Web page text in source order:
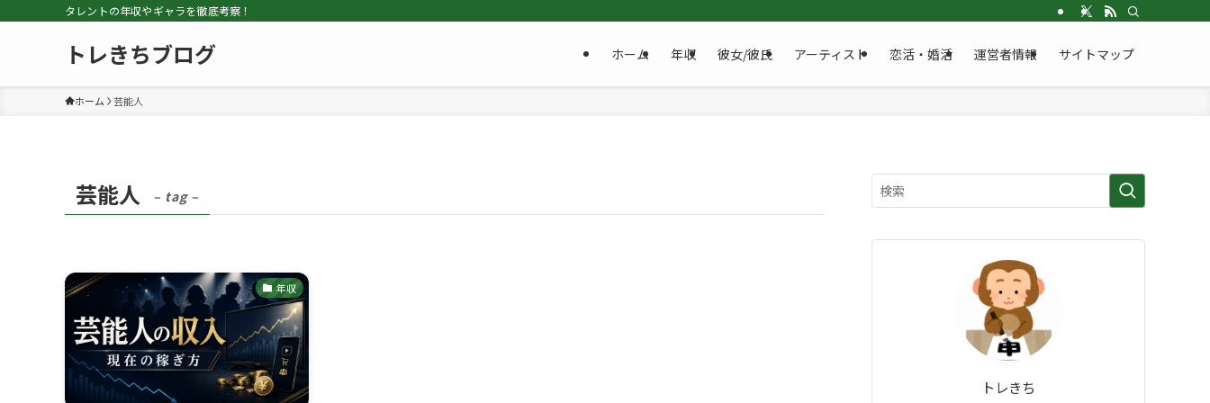
タレントの年収やギャラを徹底考察！
トレきちブログ ホーム 年収 彼女/彼氏 アーティスト 恋活・婚活 運営者情報 サイトマップ
ホーム 芸能人
芸能人 – tag –
年収
トレきち